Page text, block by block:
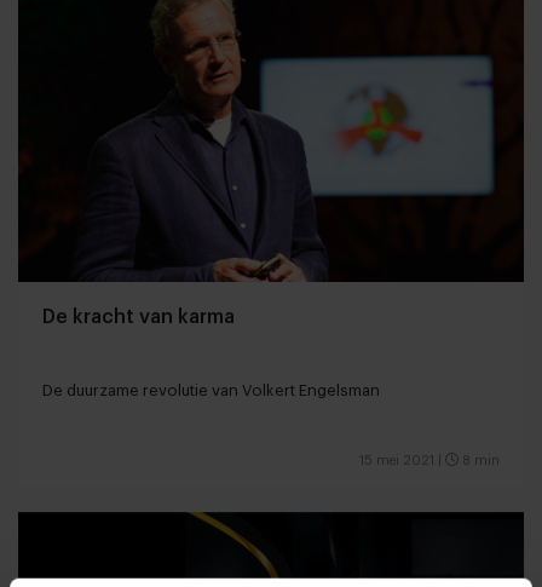
De kracht van karma
De duurzame revolutie van Volkert Engelsman
15 mei 2021 8 min